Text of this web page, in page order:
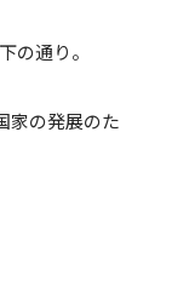
の通り。
家の発展のた